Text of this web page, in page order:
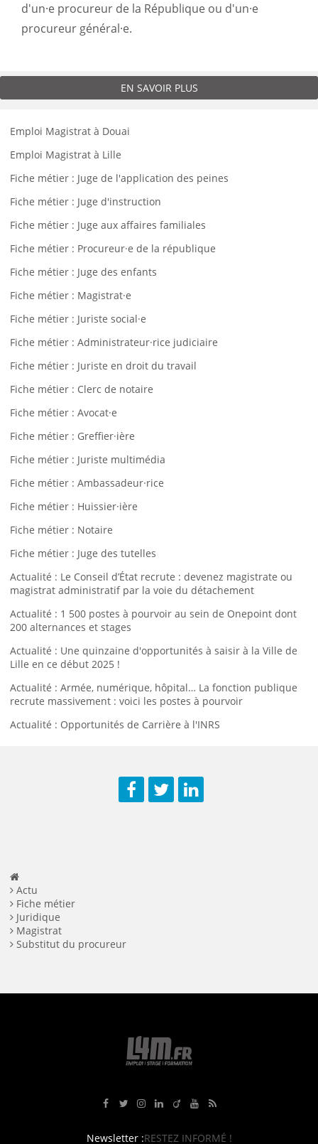
d'un·e procureur de la République ou d'un·e
procureur général·e.
EN SAVOIR PLUS
Emploi Magistrat à Douai
Emploi Magistrat à Lille
Fiche métier : Juge de l'application des peines
Fiche métier : Juge d'instruction
Fiche métier : Juge aux affaires familiales
Fiche métier : Procureur·e de la république
Fiche métier : Juge des enfants
Fiche métier : Magistrat·e
Fiche métier : Juriste social·e
Fiche métier : Administrateur·rice judiciaire
Fiche métier : Juriste en droit du travail
Fiche métier : Clerc de notaire
Fiche métier : Avocat·e
Fiche métier : Greffier·ière
Fiche métier : Juriste multimédia
Fiche métier : Ambassadeur·rice
Fiche métier : Huissier·ière
Fiche métier : Notaire
Fiche métier : Juge des tutelles
Actualité : Le Conseil d’État recrute : devenez magistrate ou
magistrat administratif par la voie du détachement
Actualité : 1 500 postes à pourvoir au sein de Onepoint dont
200 alternances et stages
Actualité : Une quinzaine d'opportunités à saisir à la Ville de
Lille en ce début 2025 !
Actualité : Armée, numérique, hôpital… La fonction publique
recrute massivement : voici les postes à pourvoir
Actualité : Opportunités de Carrière à l'INRS
Actu
Fiche métier
Juridique
Magistrat
Substitut du procureur
Newsletter :RESTEZ INFORMÉ !